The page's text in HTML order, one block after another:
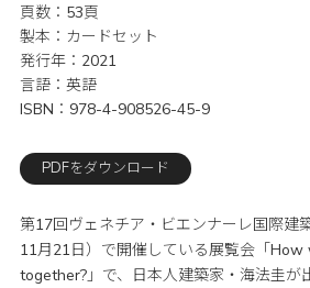
頁数
53頁
製本
カードセット
発行年
2021
言語
英語
ISBN
978-4-908526-45-9
PDFをダウンロード
第17回ヴェネチア・ビエンナーレ国際建
11月21日）で開催している展覧会「
together?」で、日本人建築家・海法圭が